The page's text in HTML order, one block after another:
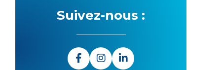
Suivez-nous :